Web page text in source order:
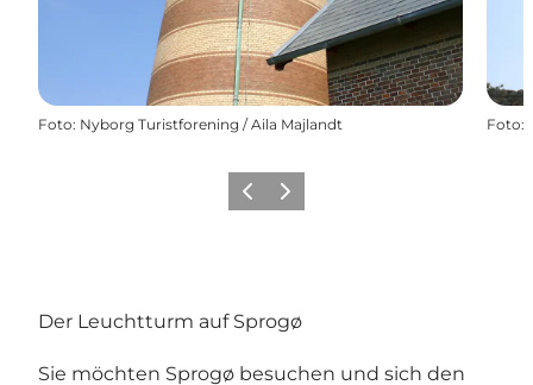
Foto: Nyborg Turistforening / Aila Majlandt Foto:
ZurückWeiter
Der Leuchtturm auf Sprogø
Sie möchten Sprogø besuchen und sich den